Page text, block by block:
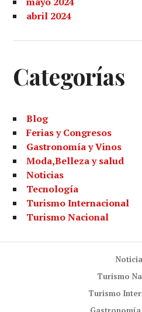
abril 2024
Categorías
Blog
Ferias y Congresos
Gastronomía y Vinos
Moda,Belleza y salud
Noticias
Tecnología
Turismo Internacional
Turismo Nacional
Turismo
Turismo